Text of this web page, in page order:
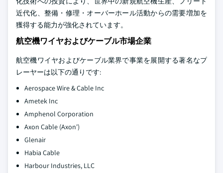
近代化、整備・修理・オーバーホール活動からの需要増加を
獲得する能力が強化されています。
航空機ワイヤおよびケーブル市場企業
航空機ワイヤおよびケーブル業界で事業を展開する著名なプ
レーヤーは以下の通りです:
Aerospace Wire & Cable Inc
Ametek Inc
Amphenol Corporation
Axon Cable (Axon')
Glenair
Habia Cable
Harbour Industries, LLC